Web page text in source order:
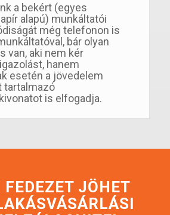
a bekért (egyes
alapú) munkáltatói
még telefonon is
bár olyan
van, aki nem kér
hanem
esetén a jövedelem
tartalmazó
is elfogadja.
FEDEZET JÖHET